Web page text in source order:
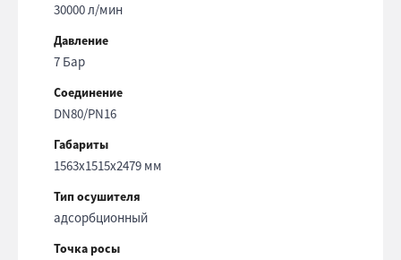
30000 л/мин
Давление
7 Бар
Соединение
DN80/PN16
Габариты
1563x1515x2479 мм
Тип осушителя
адсорбционный
Точка росы